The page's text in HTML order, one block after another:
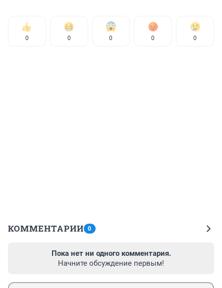
0 0 0 0 0
КОММЕНТАРИИ 0
Пока нет ни одного комментария.
Начните обсуждение первым!